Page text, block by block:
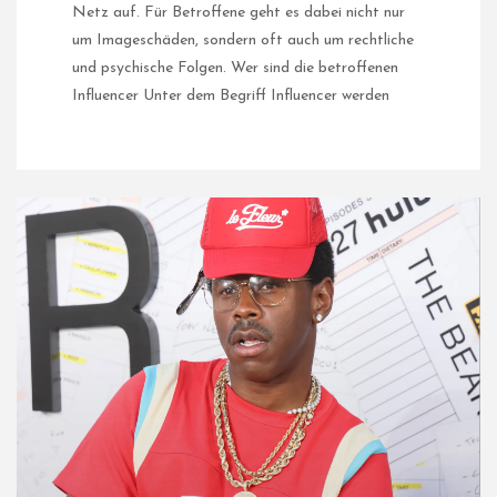
Netz auf. Für Betroffene geht es dabei nicht nur
um Imageschäden, sondern oft auch um rechtliche
und psychische Folgen.​ Wer sind die betroffenen
Influencer Unter dem Begriff Influencer werden